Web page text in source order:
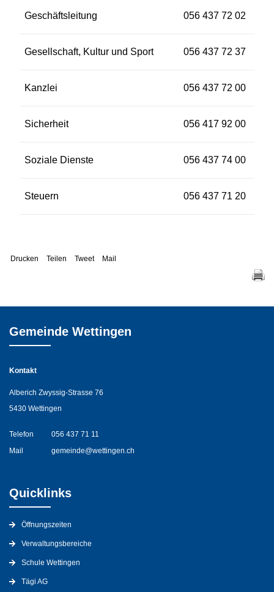
Geschäftsleitung 056 437 72 02
Gesellschaft, Kultur und Sport 056 437 72 37
Kanzlei 056 437 72 00
Sicherheit 056 417 92 00
Soziale Dienste 056 437 74 00
Steuern 056 437 71 20
Drucken Teilen Tweet Mail
Gemeinde Wettingen
Kontakt
Alberich Zwyssig-Strasse 76
5430 Wettingen
Telefon
056 437 71 11
Mail
gemeinde@wettingen.ch
Quicklinks
Öffnungszeiten
Verwaltungsbereiche
Schule Wettingen
Tägi AG